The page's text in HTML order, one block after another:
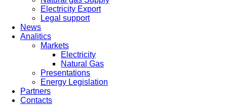
Electricity Export
Legal support
News
Analitics
Markets
Electricity
Natural Gas
Presentations
Energy Legislation
Partners
Contacts